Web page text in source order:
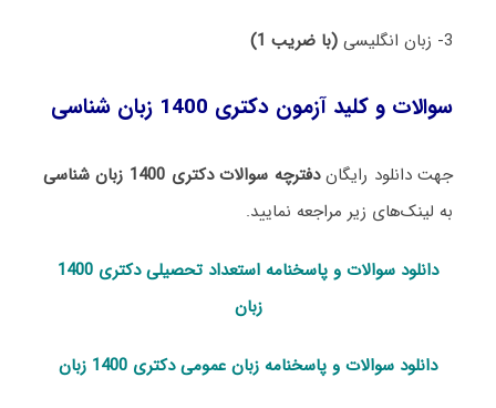
3- زبان انگلیسی (با ضریب 1)
سوالات و کلید آزمون دکتری 1400 زبان ‌شناسی
جهت دانلود رایگاندفترچه سوالات دکتری 1400 زبان ‌شناسی
به لینک‌های زیر مراجعه نمایید.
دانلود سوالات و پاسخنامه استعداد تحصیلی دکتری 1400
زبان
دانلود سوالات و پاسخنامه زبان عمومی دکتری 1400 زبان